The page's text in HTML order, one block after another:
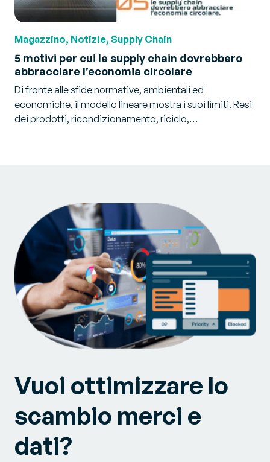
Magazzino, Notizie, Supply Chain
5 motivi per cui le supply chain dovrebbero
abbracciare l’economia circolare
Di fronte alle sfide normative, ambientali ed
economiche, il modello lineare mostra i suoi limiti. Resi
dei prodotti, ricondizionamento, riciclo,…
Vuoi ottimizzare lo
scambio merci e
dati?